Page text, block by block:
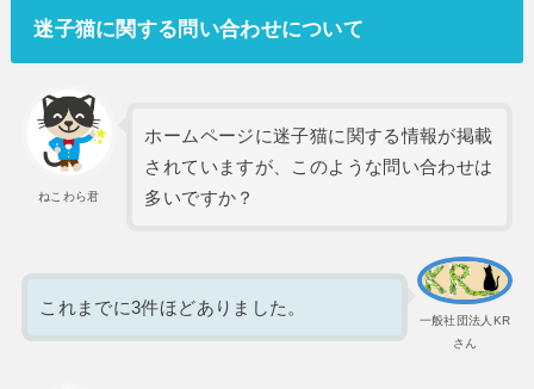
迷子猫に関する問い合わせについて
ねこわら君
ホームページに迷子猫に関する情報が掲載
されていますが、このような問い合わせは
多いですか？
一般社団法人KR
さん
これまでに3件ほどありました。